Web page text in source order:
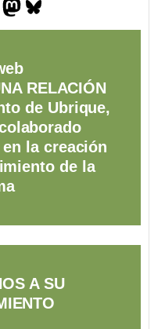
RELACIÓN
de Ubrique,
la creación
de la
A SU